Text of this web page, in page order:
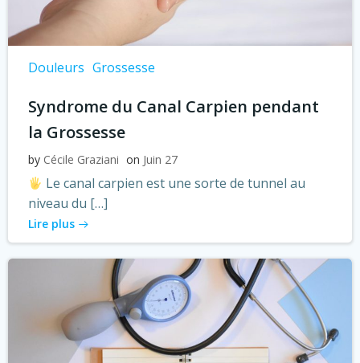
Douleurs Grossesse
Syndrome du Canal Carpien pendant
la Grossesse
by Cécile Graziani on Juin 27
Le canal carpien est une sorte de tunnel au
niveau du […]
Lire plus